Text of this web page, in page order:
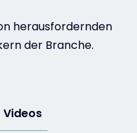
Sie mehr
herausfordernden
der Branche.
Videos